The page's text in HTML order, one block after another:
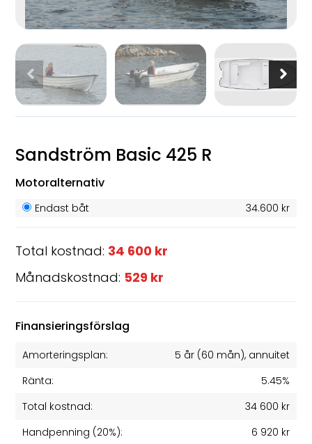
Sandström Basic 425 R
Motoralternativ
Endast båt 34.600 kr
Total kostnad: 34 600 kr
Månadskostnad: 529 kr
Finansieringsförslag
Amorteringsplan: 5 år(60 mån), annuitet
Ränta:
5.45%
Total kostnad:
34 600 kr
Handpenning (20%):
6 920 kr